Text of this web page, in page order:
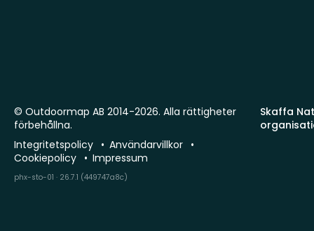
Skaffa
© Outdoormap AB 2014-2026. Alla rättigheter
förbehållna.
Integritetspolicy
Användarvillkor
Cookiepolicy
Impressum
phx-sto-01 · 26.7.1 (449747a8c)